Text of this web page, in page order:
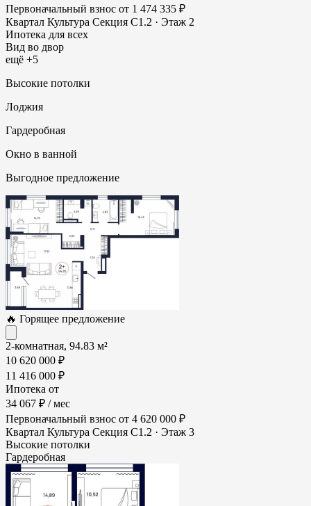
Первоначальный взнос от 1 474 335 ₽
Квартал Культура Секция С1.2 · Этаж 2
Ипотека для всех
Вид во двор
ещё +5
Высокие потолки
Лоджия
Гардеробная
Окно в ванной
Выгодное предложение
🔥 Горящее предложение
2-комнатная, 94.83 м²
10 620 000 ₽
11 416 000 ₽
Ипотека от
34 067 ₽ / мес
Первоначальный взнос от 4 620 000 ₽
Квартал Культура Секция С1.2 · Этаж 3
Высокие потолки
Гардеробная